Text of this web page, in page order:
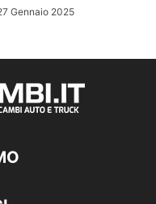
Gennaio 2025